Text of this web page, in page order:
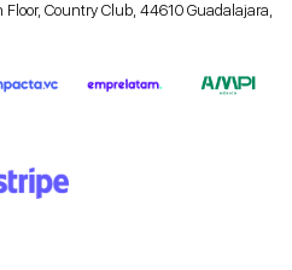
Country Club, 44610 Guadalajara,